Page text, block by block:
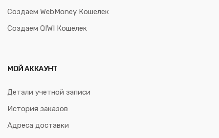
Создаем WebMoney Кошелек
Создаем QIWI Кошелек
МОЙ АККАУНТ
Детали учетной записи
История заказов
Адреса доставки